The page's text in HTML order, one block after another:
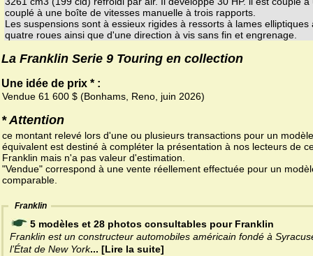
couplé à une boîte de vitesses manuelle à trois rapports.
Les suspensions sont à essieux rigides à ressorts à lames elliptiques
quatre roues ainsi que d'une direction à vis sans fin et engrenage.
La Franklin Serie 9 Touring en collection
Une idée de prix * :
Vendue 61 600 $ (Bonhams, Reno, juin 2026)
* Attention
ce montant relevé lors d'une ou plusieurs transactions pour un modèle
équivalent est destiné à compléter la présentation à nos lecteurs de
Franklin mais n'a pas valeur d'estimation.
"Vendue" correspond à une vente réellement effectuée pour un
comparable.
Franklin
5 modèles et 28 photos consultables pour Franklin
Franklin est un constructeur automobiles américain fondé à
l’État de New York... [Lire la suite]